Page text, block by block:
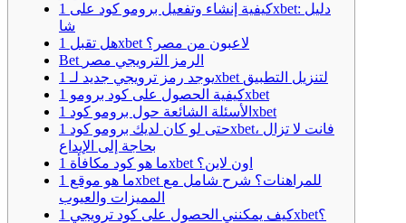
كيفية إنشاء وتفعيل برومو كود على 1xbet: دليل
شا
هل تقبل 1xbet لاعبون من مصر؟
Bet الرمز الترويجي مصر
يوجد رمز ترويجي جديد لـ 1xbet لتنزيل التطبيق
كيفية الحصول على كود برومو 1xbet
الأسئلة الشائعة حول برومو كود 1xbet
حتى لو كان لديك برومو كود 1xbet، فانت لا تزال
بحاجة إلى الإيداع
ما هو كود مكافأة 1xbet اون لاين؟
ما هو موقع 1xbet للمراهنات؟ شرح شامل مع
المميزات والعيوب
كيف يمكنني الحصول على كود ترويجي 1xbet؟